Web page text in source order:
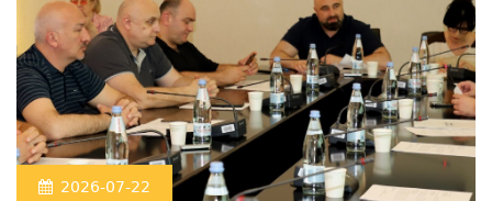
2026-07-22